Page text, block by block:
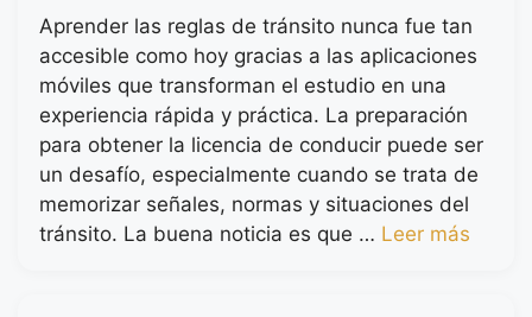
Aprender las reglas de tránsito nunca fue tan
accesible como hoy gracias a las aplicaciones
móviles que transforman el estudio en una
experiencia rápida y práctica. La preparación
para obtener la licencia de conducir puede ser
un desafío, especialmente cuando se trata de
memorizar señales, normas y situaciones del
tránsito. La buena noticia es que … Leer más